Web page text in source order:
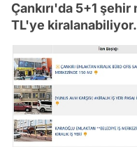
Çankırı'da 5+1
TL'ye kiralanabiliyor.